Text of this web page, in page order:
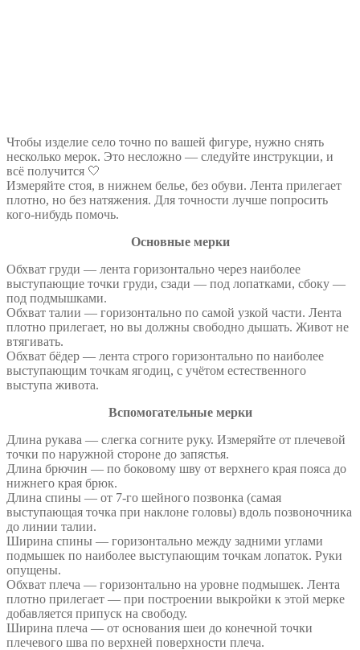
Чтобы изделие село точно по вашей фигуре, нужно снять
несколько мерок. Это несложно — следуйте инструкции, и
всё получится 🤍
Измеряйте стоя, в нижнем белье, без обуви. Лента прилегает
плотно, но без натяжения. Для точности лучше попросить
кого-нибудь помочь.
Основные мерки
Обхват груди — лента горизонтально через наиболее
выступающие точки груди, сзади — под лопатками, сбоку —
под подмышками.
Обхват талии — горизонтально по самой узкой части. Лента
плотно прилегает, но вы должны свободно дышать. Живот не
втягивать.
Обхват бёдер — лента строго горизонтально по наиболее
выступающим точкам ягодиц, с учётом естественного
выступа живота.
Вспомогательные мерки
Длина рукава — слегка согните руку. Измеряйте от плечевой
точки по наружной стороне до запястья.
Длина брючин — по боковому шву от верхнего края пояса до
нижнего края брюк.
Длина спины — от 7-го шейного позвонка (самая
выступающая точка при наклоне головы) вдоль позвоночника
до линии талии.
Ширина спины — горизонтально между задними углами
подмышек по наиболее выступающим точкам лопаток. Руки
опущены.
Обхват плеча — горизонтально на уровне подмышек. Лента
плотно прилегает — при построении выкройки к этой мерке
добавляется припуск на свободу.
Ширина плеча — от основания шеи до конечной точки
плечевого шва по верхней поверхности плеча.